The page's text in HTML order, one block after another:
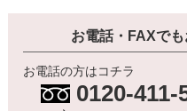
お電話・FAXで
お電話の方はコチラ
0120-411-